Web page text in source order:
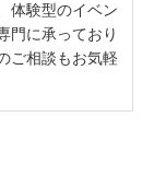
体験型のイベン
門に承っており
ご相談もお気軽